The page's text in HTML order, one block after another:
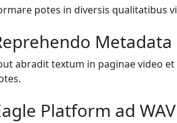
potes in diversis qualitatibus
Metadata
abradit textum in paginae video
Platform ad WAV